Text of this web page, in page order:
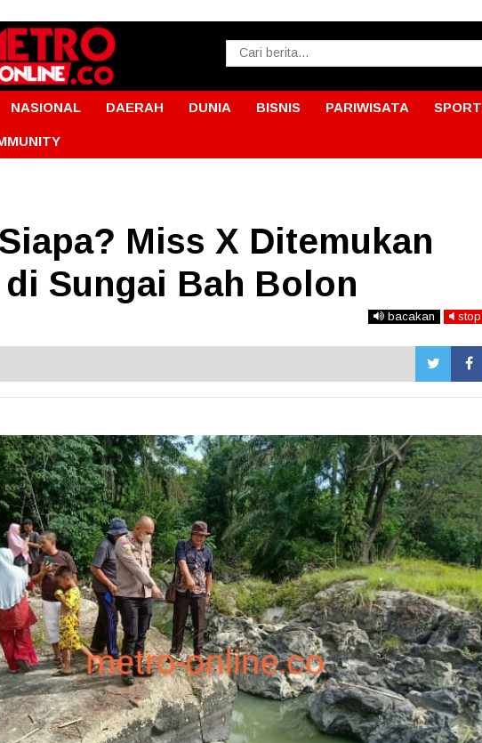
NASIONAL DAERAH DUNIA BISNIS PARIWISATA SPORT
Miss X Ditemukan
Sungai Bah Bolon
bacakan stop